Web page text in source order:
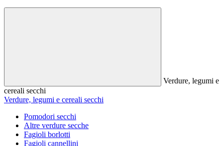
Verdure, legumi e
cereali secchi
Verdure, legumi e cereali secchi
Pomodori secchi
Altre verdure secche
Fagioli borlotti
Fagioli cannellini